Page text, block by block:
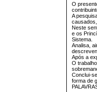
O
A
Neste
e os
Sistema.
Analisa,
Após a
O
Conclui-
forma de